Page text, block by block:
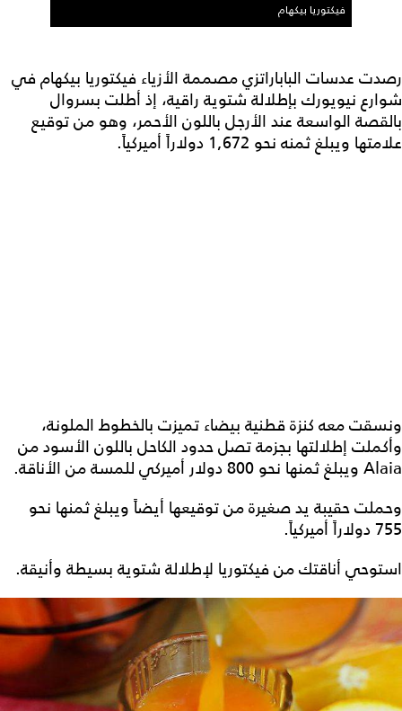
فيكتوريا بيكهام
رصدت عدسات الباباراتزي مصممة الأزياء فيكتوريا بيكهام في
شوارع نيويورك بإطلالة شتوية راقية، إذ أطلت بسروال
بالقصة الواسعة عند الأرجل باللون الأحمر، وهو من توقيع
علامتها ويبلغ ثمنه نحو 1,672 دولاراً أميركياً.
ونسقت معه كنزة قطنية بيضاء تميزت بالخطوط الملونة،
وأكملت إطلالتها بجزمة تصل حدود الكاحل باللون الأسود من
Alaia ويبلغ ثمنها نحو 800 دولار أميركي للمسة من الأناقة.
وحملت حقيبة يد صغيرة من توقيعها أيضاً ويبلغ ثمنها نحو
755 دولاراً أميركياً.
استوحي أناقتك من فيكتوريا لإطلالة شتوية بسيطة وأنيقة.